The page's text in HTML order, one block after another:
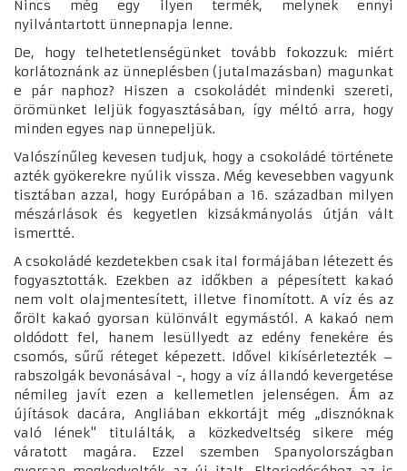
Nincs még egy ilyen termék, melynek ennyi
nyilvántartott ünnepnapja lenne.
De, hogy telhetetlenségünket tovább fokozzuk: miért
korlátoznánk az ünneplésben (jutalmazásban) magunkat
e pár naphoz? Hiszen a csokoládét mindenki szereti,
örömünket leljük fogyasztásában, így méltó arra, hogy
minden egyes nap ünnepeljük.
Valószínűleg kevesen tudjuk, hogy a csokoládé története
azték gyökerekre nyúlik vissza. Még kevesebben vagyunk
tisztában azzal, hogy Európában a 16. században milyen
mészárlások és kegyetlen kizsákmányolás útján vált
ismertté.
A csokoládé kezdetekben csak ital formájában létezett és
fogyasztották. Ezekben az időkben a pépesített kakaó
nem volt olajmentesített, illetve finomított. A víz és az
őrölt kakaó gyorsan különvált egymástól. A kakaó nem
oldódott fel, hanem lesüllyedt az edény fenekére és
csomós, sűrű réteget képezett. Idővel kikísérletezték –
rabszolgák bevonásával -, hogy a víz állandó kevergetése
némileg javít ezen a kellemetlen jelenségen. Ám az
újítások dacára, Angliában ekkortájt még „disznóknak
való lének" titulálták, a közkedveltség sikere még
váratott magára. Ezzel szemben Spanyolországban